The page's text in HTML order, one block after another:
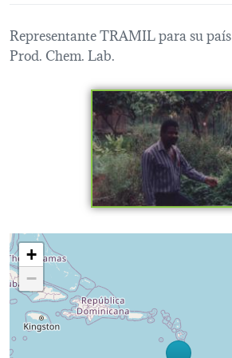
Representante TRAMIL para su país
Prod. Chem. Lab.
Loading map...
+
−